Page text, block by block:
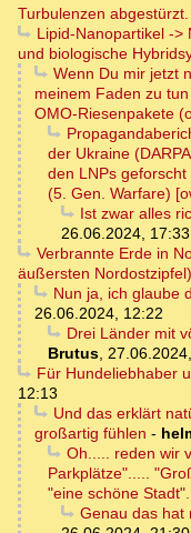
Turbulenzen abgestürzt.
Lipid-Nanopartikel ->
und biologische
Wenn Du mir jetzt
meinem Faden zu
OMO-Riesenpakete
der Ukraine
den LNPs
(5. Gen. Warfare)
Ist zwar alles
26.06.2024, 17:33
Verbrannte Erde in
äußersten
Nun ja, ich glaube
26.06.2024, 12:22
Drei Länder mit
Brutus,
Für Hundeliebhaber
12:13
Und das erklärt
großartig fühlen -
Oh..... reden wir
Parkplätze".....
"eine schöne
Genau das hat